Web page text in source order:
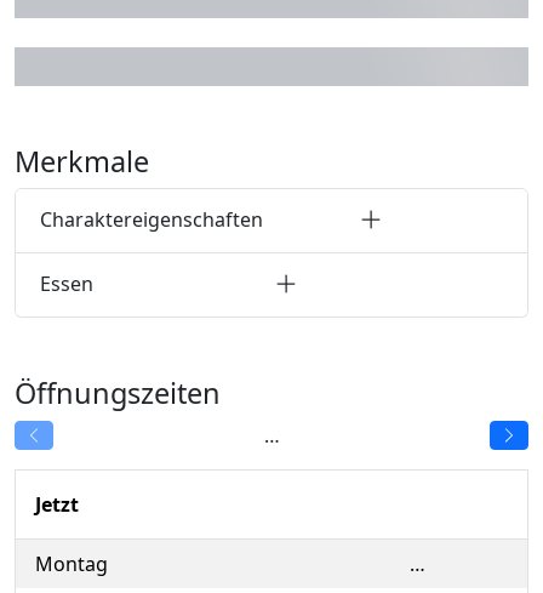
Merkmale
Charaktereigenschaften
Essen
Öffnungszeiten
…
Jetzt
Montag
…